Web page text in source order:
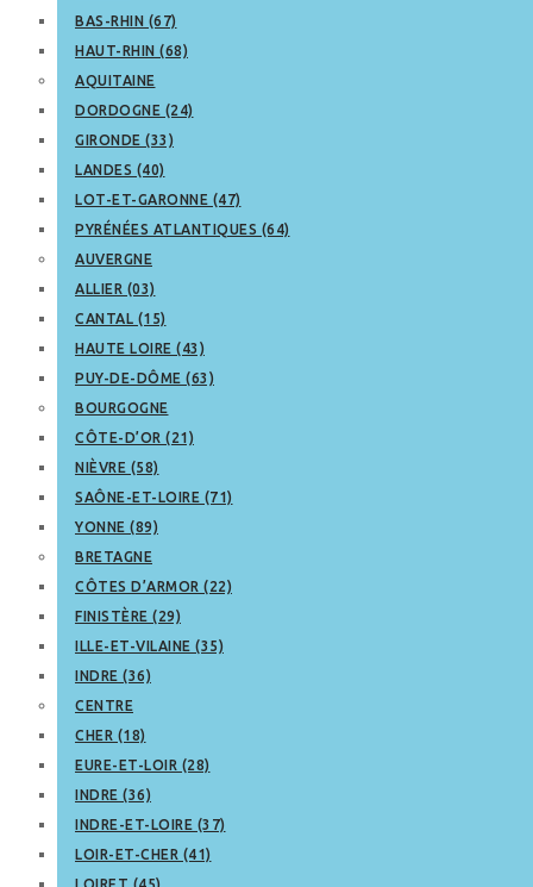
BAS-RHIN (67)
HAUT-RHIN (68)
AQUITAINE
DORDOGNE (24)
GIRONDE (33)
LANDES (40)
LOT-ET-GARONNE (47)
PYRÉNÉES ATLANTIQUES (64)
AUVERGNE
ALLIER (03)
CANTAL (15)
HAUTE LOIRE (43)
PUY-DE-DÔME (63)
BOURGOGNE
CÔTE-D’OR (21)
NIÈVRE (58)
SAÔNE-ET-LOIRE (71)
YONNE (89)
BRETAGNE
CÔTES D’ARMOR (22)
FINISTÈRE (29)
ILLE-ET-VILAINE (35)
INDRE (36)
CENTRE
CHER (18)
EURE-ET-LOIR (28)
INDRE (36)
INDRE-ET-LOIRE (37)
LOIR-ET-CHER (41)